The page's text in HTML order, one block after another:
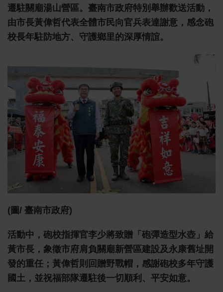
遷駐關廟湯山營區。臺南市政府特別舉辦歡送活動，
由市長黃偉哲代表全體市民向官兵表達謝意，感念砲
校長年駐防地方、守護鄉里的深厚情誼。
(圖/ 臺南市政府)
活動中，砲校指揮官李少將致贈「砲彈造型水壺」給
黃市長，象徵市府肩負關廟新營區建設及永康舊址開
發的重任；黃偉哲則回贈野戰帽，感謝砲校多年守護
國土，並祝福部隊遷駐後一切順利、平安如意。